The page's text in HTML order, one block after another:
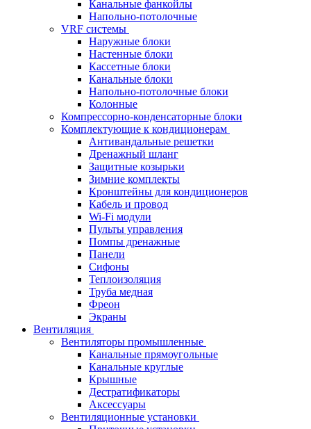
Канальные фанкойлы
Напольно-потолочные
VRF системы
Наружные блоки
Настенные блоки
Кассетные блоки
Канальные блоки
Напольно-потолочные блоки
Колонные
Компрессорно-конденсаторные блоки
Комплектующие к кондиционерам
Антивандальные решетки
Дренажный шланг
Защитные козырьки
Зимние комплекты
Кронштейны для кондиционеров
Кабель и провод
Wi-Fi модули
Пульты управления
Помпы дренажные
Панели
Сифоны
Теплоизоляция
Труба медная
Фреон
Экраны
Вентиляция
Вентиляторы промышленные
Канальные прямоугольные
Канальные круглые
Крышные
Дестратификаторы
Аксессуары
Вентиляционные установки